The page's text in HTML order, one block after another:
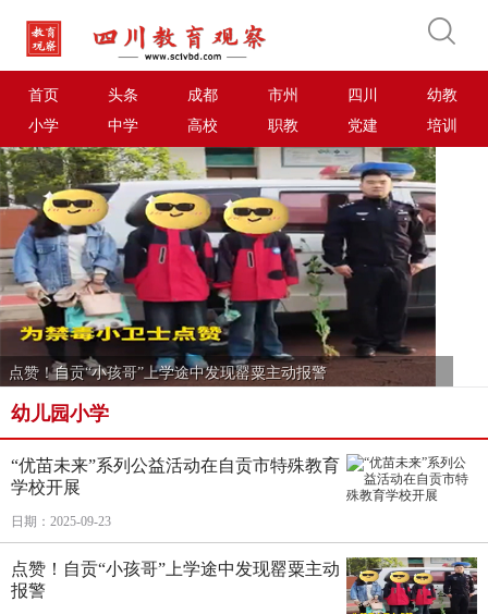
首页 头条 成都 市州 四川
幼教
小学
中学 高校 职教 党建 培训
点赞！自贡“小孩哥”上学途中发现罂粟主动报警
幼儿园小学
“优苗未来”系列公益活动在自贡市特殊教育
学校开展
日期：2025-09-23
点赞！自贡“小孩哥”上学途中发现罂粟主动
报警